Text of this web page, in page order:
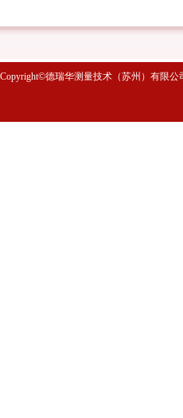
Copyright©德瑞华测量技术（苏州）有限公